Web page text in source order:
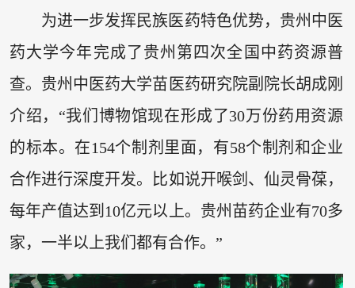
为进一步发挥民族医药特色优势，贵州中医
药大学今年完成了贵州第四次全国中药资源普
查。贵州中医药大学苗医药研究院副院长胡成刚
介绍，“我们博物馆现在形成了30万份药用资源
的标本。在154个制剂里面，有58个制剂和企业
合作进行深度开发。比如说开喉剑、仙灵骨葆，
每年产值达到10亿元以上。贵州苗药企业有70多
家，一半以上我们都有合作。”